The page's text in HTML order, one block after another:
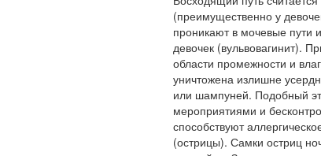
(преимущественно у
проникают в мочевые пути
девочек (вульвовагинит).
области про­межности и
уничтожена излишне
или шампуней. Подобный
мероприятиями и
способствуют
(острицы). Самки остриц